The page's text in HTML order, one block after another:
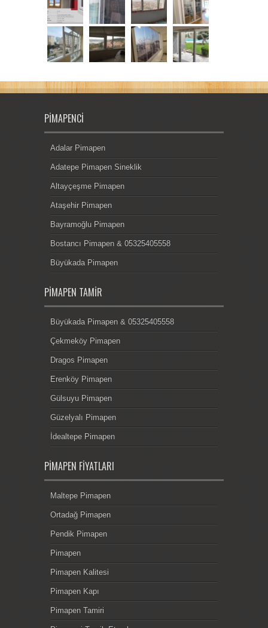
PIMAPENCI
Adalar Pimapen
Adatepe Pimapen Sineklik
Altayçeşme Pimapen
Ataşehir Pimapen
Bayramoğlu Pimapen
Bostancı Pimapen & 05325405558
Büyükada Pimapen
PIMAPEN TAMIR
Büyükada Pimapen & 05325405558
Çekmeköy Pimapen
Dragos Pimapen
Erenköy Pimapen
Gülsuyu Pimapen
Güzelyalı Pimapen
İdealtepe Pimapen
PIMAPEN FIYATLARI
Maltepe Pimapen
Ortadağ Pimapen
Pendik Pimapen
Pimapen
Pimapen Kalitesi
Pimapen Kapı
Pimapen Tamiri